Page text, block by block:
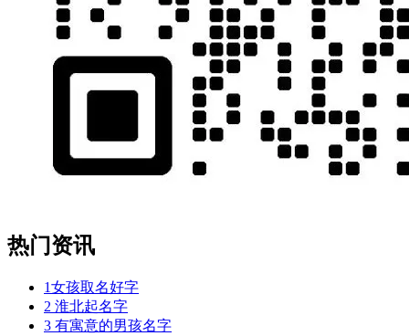
热门资讯
1女孩取名好字
2 淮北起名字
3 有寓意的男孩名字